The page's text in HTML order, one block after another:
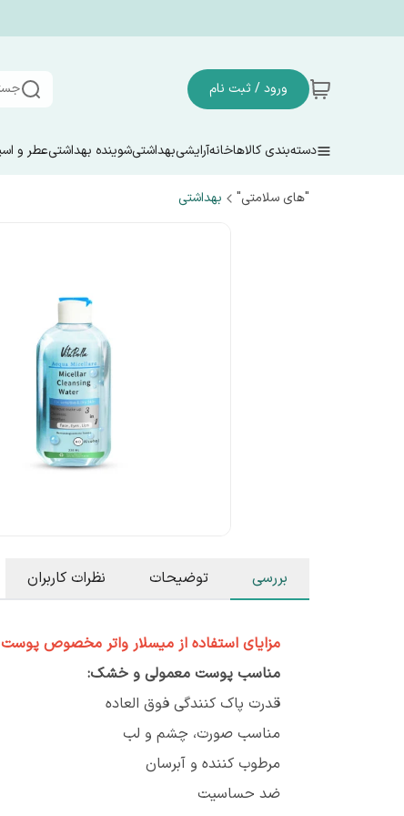
ورود / ثبت نام
دسته‌بندی کالاهاخانهآرایشیبهداشتیشوینده بهداشتیعطر و
"های سلامتی" بهداشتی
بررسی توضیحات نظرات کاربران
مزایای استفاده از میسلار واتر مخصوص
مناسب پوست معمولی و خشک:
قدرت پاک کنندگی فوق العاده
مناسب صورت، چشم و لب
مرطوب کننده و آبرسان
ضد حساسیت